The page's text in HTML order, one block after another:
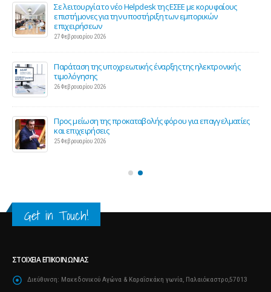
Σε λειτουργία το νέο Helpdesk της ΕΣΕΕ με κορυφαίους
επιστήμονες για την υποστήριξη των εμπορικών
επιχειρήσεων
27 Φεβρουαρίου 2026
Παράταση της υποχρεωτικής έναρξης της ηλεκτρονικής
τιμολόγησης
26 Φεβρουαρίου 2026
Προς μείωση της προκαταβολής φόρου για επαγγελματίες
και επιχειρήσεις
25 Φεβρουαρίου 2026
Get in Touch!
ΣΤΟΙΧΕΊΑ ΕΠΙΚΟΙΝΩΝΊΑΣ
Διεύθυνση: Μακεδονικού Αγώνα & Καραΐσκάκη γωνία, Παλαιόκαστρο,57013